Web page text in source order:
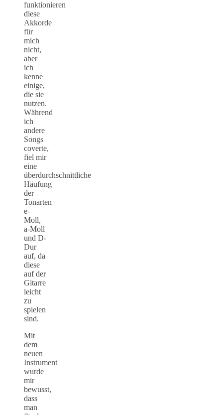
funktionieren
diese
Akkorde
für
mich
nicht,
aber
ich
kenne
einige,
die sie
nutzen.
Während
ich
andere
Songs
coverte,
fiel mir
eine
überdurchschnittliche
Häufung
der
Tonarten
e-
Moll,
a-Moll
und D-
Dur
auf, da
diese
auf der
Gitarre
leicht
zu
spielen
sind.
Mit
dem
neuen
Instrument
wurde
mir
bewusst,
dass
man